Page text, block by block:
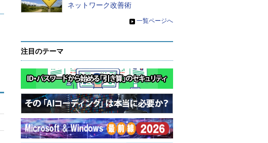
ネットワーク改善術
» 一覧ページへ
注目のテーマ